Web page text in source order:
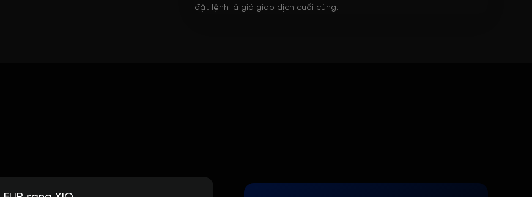
đặt lệnh là giá giao dịch cuối cùng.